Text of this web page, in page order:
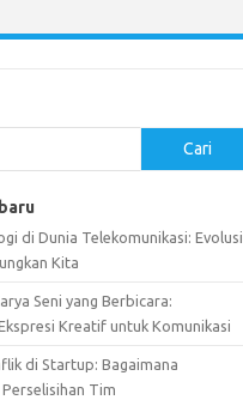
Cari
di Dunia Telekomunikasi: Evolusi
Kita
Seni yang Berbicara:
Kreatif untuk Komunikasi
di Startup: Bagaimana
Tim